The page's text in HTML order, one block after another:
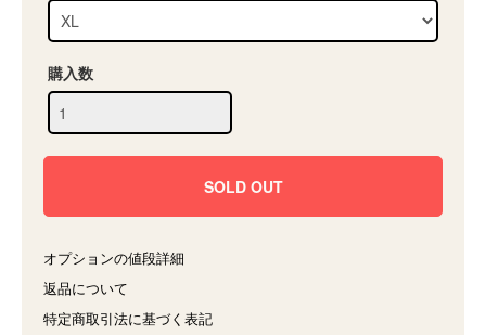
購入数
オプションの値段詳細
返品について
特定商取引法に基づく表記